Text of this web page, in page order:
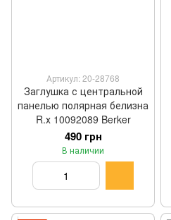
Артикул: 20-28768
Заглушка с центральной
панелью полярная белизна
R.х 10092089 Berker
490 грн
В наличии